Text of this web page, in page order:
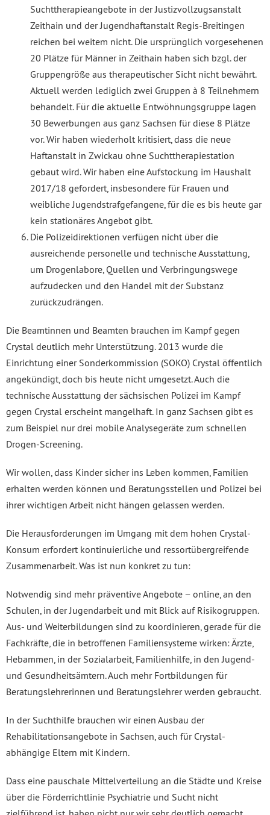
Suchttherapieangebote in der Justizvollzugsanstalt
Zeithain und der Jugendhaftanstalt Regis-Breitingen
reichen bei weitem nicht. Die ursprünglich vorgesehenen
20 Plätze für Männer in Zeithain haben sich bzgl. der
Gruppengröße aus therapeutischer Sicht nicht bewährt.
Aktuell werden lediglich zwei Gruppen à 8 Teilnehmern
behandelt. Für die aktuelle Entwöhnungsgruppe lagen
30 Bewerbungen aus ganz Sachsen für diese 8 Plätze
vor. Wir haben wiederholt kritisiert, dass die neue
Haftanstalt in Zwickau ohne Suchttherapiestation
gebaut wird. Wir haben eine Aufstockung im Haushalt
2017/18 gefordert, insbesondere für Frauen und
weibliche Jugendstrafgefangene, für die es bis heute gar
kein stationäres Angebot gibt.
Die Polizeidirektionen verfügen nicht über die
ausreichende personelle und technische Ausstattung,
um Drogenlabore, Quellen und Verbringungswege
aufzudecken und den Handel mit der Substanz
zurückzudrängen.
Die Beamtinnen und Beamten brauchen im Kampf gegen
Crystal deutlich mehr Unterstützung. 2013 wurde die
Einrichtung einer Sonderkommission (SOKO) Crystal öffentlich
angekündigt, doch bis heute nicht umgesetzt. Auch die
technische Ausstattung der sächsischen Polizei im Kampf
gegen Crystal erscheint mangelhaft. In ganz Sachsen gibt es
zum Beispiel nur drei mobile Analysegeräte zum schnellen
Drogen-Screening.
Wir wollen, dass Kinder sicher ins Leben kommen, Familien
erhalten werden können und Beratungsstellen und Polizei bei
ihrer wichtigen Arbeit nicht hängen gelassen werden.
Die Herausforderungen im Umgang mit dem hohen Crystal-
Konsum erfordert kontinuierliche und ressortübergreifende
Zusammenarbeit. Was ist nun konkret zu tun:
Notwendig sind mehr präventive Angebote − online, an den
Schulen, in der Jugendarbeit und mit Blick auf Risikogruppen.
Aus- und Weiterbildungen sind zu koordinieren, gerade für die
Fachkräfte, die in betroffenen Familiensysteme wirken: Ärzte,
Hebammen, in der Sozialarbeit, Familienhilfe, in den Jugend-
und Gesundheitsämtern. Auch mehr Fortbildungen für
Beratungslehrerinnen und Beratungslehrer werden gebraucht.
In der Suchthilfe brauchen wir einen Ausbau der
Rehabilitationsangebote in Sachsen, auch für Crystal-
abhängige Eltern mit Kindern.
Dass eine pauschale Mittelverteilung an die Städte und Kreise
über die Förderrichtlinie Psychiatrie und Sucht nicht